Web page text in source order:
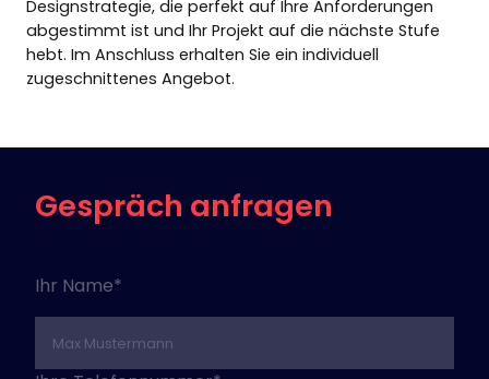
Designstrategie, die perfekt auf Ihre Anforderungen
abgestimmt ist und Ihr Projekt auf die nächste Stufe
hebt. Im Anschluss erhalten Sie ein individuell
zugeschnittenes Angebot.
Gespräch anfragen
Ihr Name*